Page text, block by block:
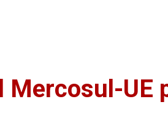
Mercosul-UE